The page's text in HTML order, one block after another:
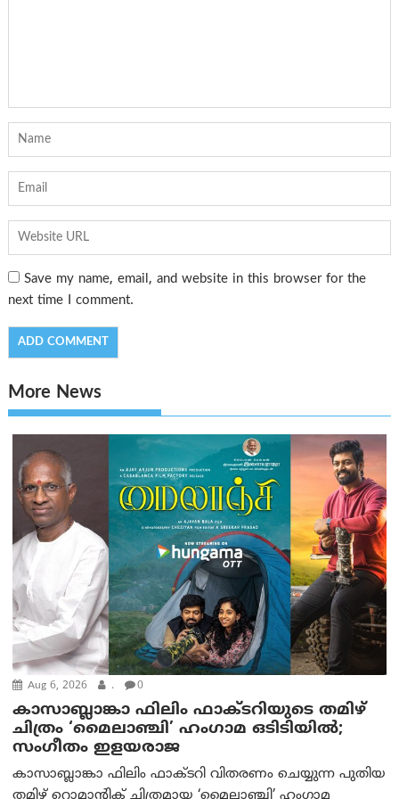
Save my name, email, and website in this browser for the
next time I comment.
More News
Aug 6, 2026 . 0
കാസാബ്ലാങ്കാ ഫിലിം ഫാക്ടറിയുടെ തമിഴ്
ചിത്രം ‘മൈലാഞ്ചി’ ഹംഗാമ ഒടിടിയിൽ;
സംഗീതം ഇളയരാജ
കാസാബ്ലാങ്കാ ഫിലിം ഫാക്ടറി വിതരണം ചെയ്യുന്ന പുതിയ